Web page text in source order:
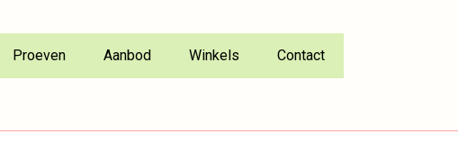
Proeven Aanbod Winkels Contact